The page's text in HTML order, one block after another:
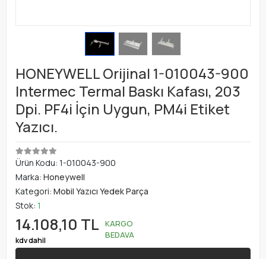
HONEYWELL Orijinal 1-010043-900
Intermec Termal Baskı Kafası, 203
Dpi. PF4i İçin Uygun, PM4i Etiket
Yazıcı.
Ürün Kodu: 1-010043-900
Marka: Honeywell
Kategori: Mobil Yazıcı Yedek Parça
Stok: 1
14.108,10 TL
kdv dahil
KARGO
BEDAVA